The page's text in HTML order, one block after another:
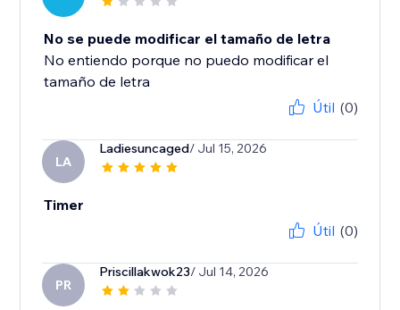
No se puede modificar el tamaño de letra
No entiendo porque no puedo modificar el
tamaño de letra
Útil (0)
LA
Ladiesuncaged/ Jul 15, 2026
Timer
Útil (0)
PR
Priscillakwok23/ Jul 14, 2026